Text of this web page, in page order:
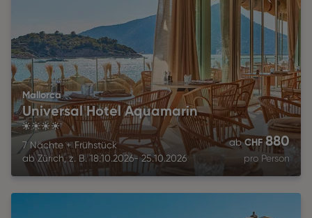
Mallorca
Universal Hotel Aquamarin
4
7 Nächte+Frühstück
ab Zürich, z. B. 18.10.2026- 25.10.2026
ab CHF880
pro Person